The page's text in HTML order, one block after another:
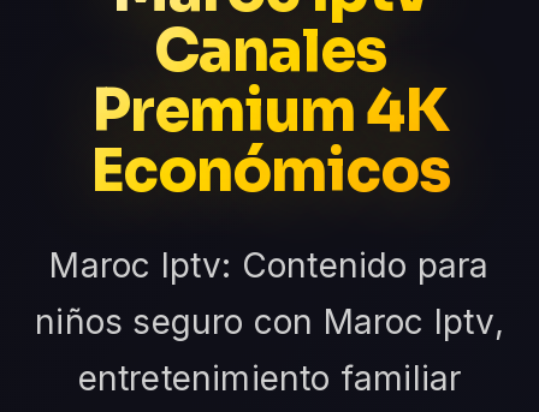
Canales
Premium 4K
Económicos
Maroc Iptv: Contenido para
niños seguro con Maroc Iptv,
entretenimiento familiar